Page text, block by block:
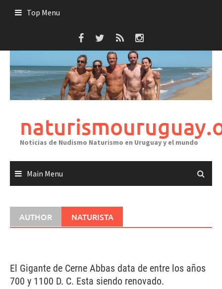
Top Menu
Noticias de Nudismo Naturismo en Uruguay y el mundo
Main Menu
AUTHOR NATURISTA
El Gigante de Cerne Abbas data de entre los años
700 y 1100 D. C. Esta siendo renovado.